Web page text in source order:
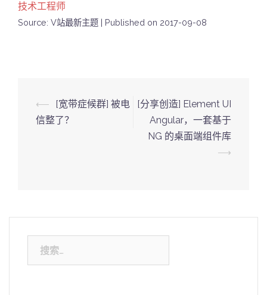
技术工程师
Source: V站最新主题 Published on 2017-09-08
Post
navigation
⟵
[宽带症候群] 被电
信整了？
[分享创造] Element UI
Angular，一套基于
NG 的桌面端组件库
⟶
索：